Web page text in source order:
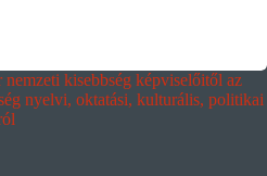
kisebbség képviselőitől az
nyelvi, oktatási, kulturális, politikai